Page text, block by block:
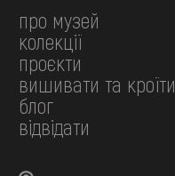
про музей
колекції
проєкти
вишивати та кроїти
блог
відвідати